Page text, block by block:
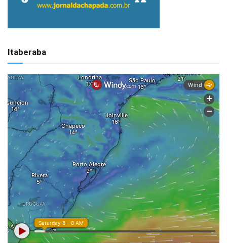
Itaberaba